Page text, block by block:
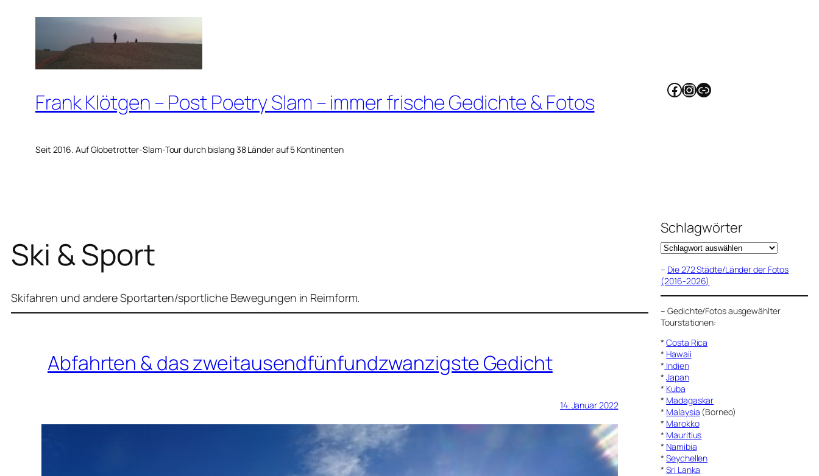
springen
Frank Klötgen – Post Poetry Slam – immer frische Gedichte & Fotos
Seit 2016. Auf Globetrotter-Slam-Tour durch bislang 38 Länder auf 5 Kontinenten
Facebook
Instagram
Link
Ski & Sport
Skifahren und andere Sportarten/sportliche Bewegungen in Reimform.
Abfahrten & das zweitausendfünfundzwanzigste Gedicht
14. Januar 2022
Schlagwörter
– Die 272 Städte/Länder der Fotos
(2016-2026)
–Gedichte/Fotos ausgewählter
Tourstationen:
*Costa Rica
* Hawaii
* Indien
*Japan
* Kuba
* Madagaskar
* Malaysia (Borneo)
* Marokko
* Mauritius
* Namibia
*Seychellen
*Sri Lanka